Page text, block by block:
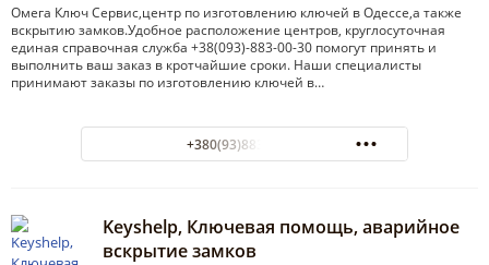
Омега Ключ Сервис,центр по изготовлению ключей в Одессе,а также
вскрытию замков.Удобное расположение центров, круглосуточная
единая справочная служба +38(093)-883-00-30 помогут принять и
выполнить ваш заказ в кротчайшие сроки. Наши специалисты
принимают заказы по изготовлению ключей в…
+380(93)883-00-30
Keyshelp, Ключевая помощь, аварийное
вскрытие замков